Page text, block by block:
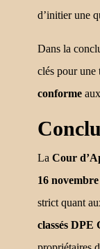
d’initier une
Dans la
clés pour une
conforme
La Cour
16
strict quant
classés DPE